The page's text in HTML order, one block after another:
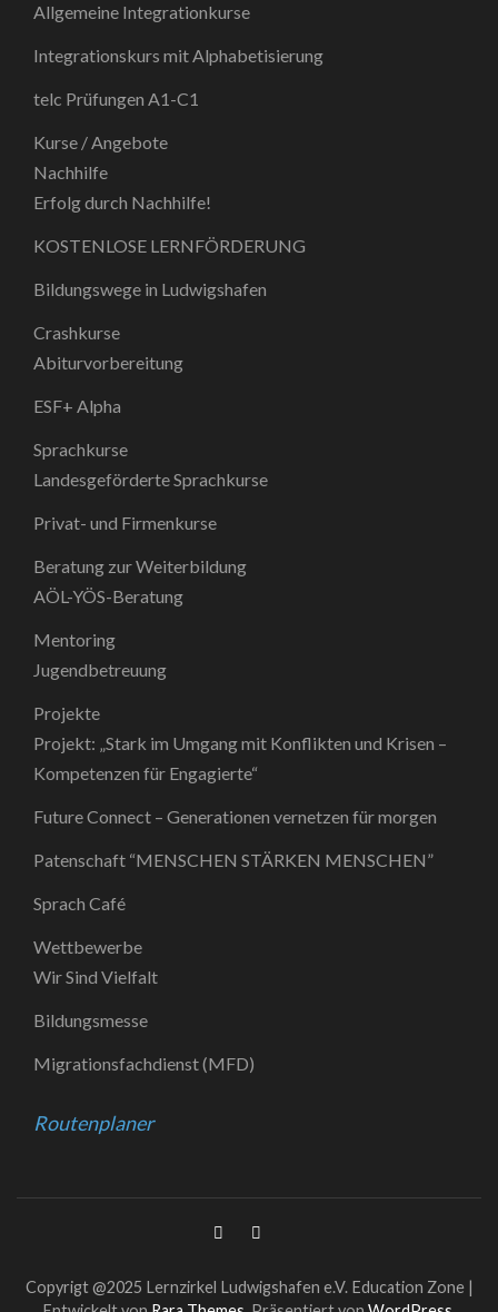
Allgemeine Integrationkurse
Integrationskurs mit Alphabetisierung
telc Prüfungen A1-C1
Kurse / Angebote
Nachhilfe
Erfolg durch Nachhilfe!
KOSTENLOSE LERNFÖRDERUNG
Bildungswege in Ludwigshafen
Crashkurse
Abiturvorbereitung
ESF+ Alpha
Sprachkurse
Landesgeförderte Sprachkurse
Privat- und Firmenkurse
Beratung zur Weiterbildung
AÖL-YÖS-Beratung
Mentoring
Jugendbetreuung
Projekte
Projekt: „Stark im Umgang mit Konflikten und Krisen –
Kompetenzen für Engagierte“
Future Connect – Generationen vernetzen für morgen
Patenschaft “MENSCHEN STÄRKEN MENSCHEN”
Sprach Café
Wettbewerbe
Wir Sind Vielfalt
Bildungsmesse
Migrationsfachdienst (MFD)
Routenplaner
Copyrigt @2025 Lernzirkel Ludwigshafen e.V. Education Zone |